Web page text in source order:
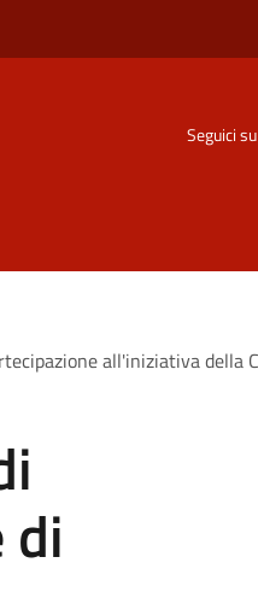
Seguici su
all'iniziativa della
di